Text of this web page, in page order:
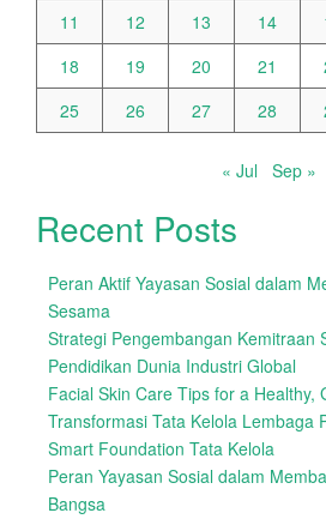
11
12 13 14
18
19 20 21
25
26 27 28
« Jul Sep »
Recent Posts
Peran Aktif Yayasan Sosial dalam
Sesama
Strategi Pengembangan Kemitraan
Pendidikan Dunia Industri Global
Facial Skin Care Tips for a Healthy,
Transformasi Tata Kelola Lembaga
Smart Foundation Tata Kelola
Peran Yayasan Sosial dalam
Bangsa